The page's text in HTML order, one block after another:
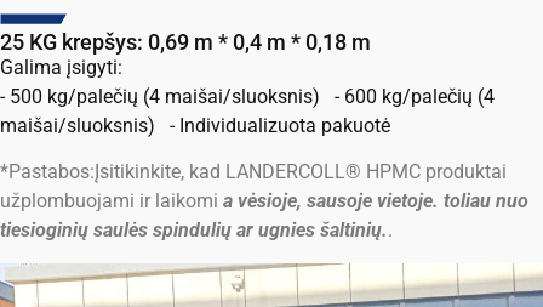
25 KG krepšys: 0,69 m * 0,4 m * 0,18 m
Galima įsigyti:
- 500 kg/palečių (4 maišai/sluoksnis) - 600 kg/palečių (4
maišai/sluoksnis) - Individualizuota pakuotė
*Pastabos: Įsitikinkite, kad LANDERCOLL® HPMC produktai
užplombuojami ir laikomi a vėsioje, sausoje vietoje. toliau nuo
tiesioginių saulės spindulių ar ugnies šaltinių..